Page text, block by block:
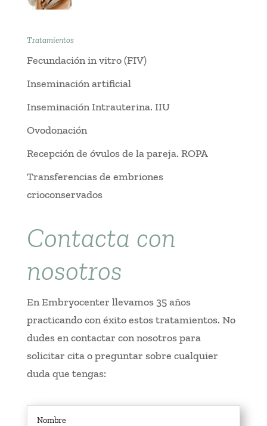
Tratamientos
Fecundación in vitro (FIV)
Inseminación artificial
Inseminación Intrauterina. IIU
Ovodonación
Recepción de óvulos de la pareja. ROPA
Transferencias de embriones
crioconservados
Contacta con
nosotros
En Embryocenter llevamos 35 años
practicando con éxito estos tratamientos. No
dudes en contactar con nosotros para
solicitar cita o preguntar sobre cualquier
duda que tengas: